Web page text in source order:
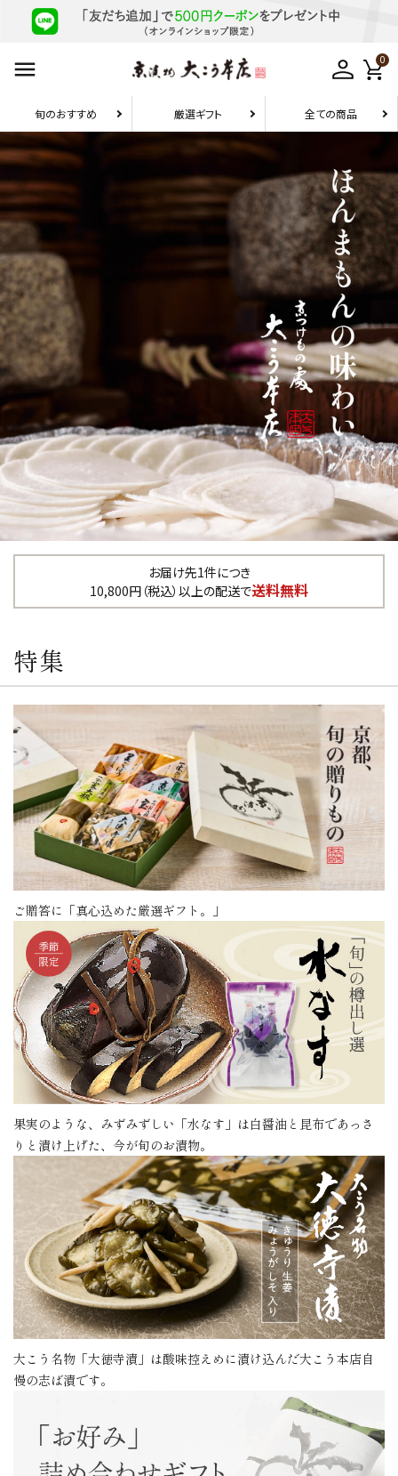
0
旬のおすすめ 厳選ギフト 全ての商品
10,800円（税込）以上の配送で
search
旬のおすすめ
厳選ギフト
お試しセット
カテゴリーから探す
全ての商品
浅漬のお漬物
しば漬などの京つけもの（日持ち商品）
梅干・ちりめん山椒・佃煮（日持ち商
品）
旬の頒布会
手提げ袋・小袋・保冷袋など
価格から探す
目的から探す
店舗案内
お電話でのご注文
0120-075-493
FAXでのご注文
0120-075-492
FAX専用注文用紙はこちら（PDF）
meeting_room ログイン person 新規会員登録
お届け先1件につき
10,800円（税込）以上の配送で送料無料
特集
ご贈答に「真心込めた厳選ギフト。」
果実のような、みずみずしい「水なす」は白醤油と昆布であっさ
りと漬け上げた、今が旬のお漬物。
大こう名物「大徳寺漬」は酸味控えめに漬け込んだ大こう本店自
慢の志ば漬です。